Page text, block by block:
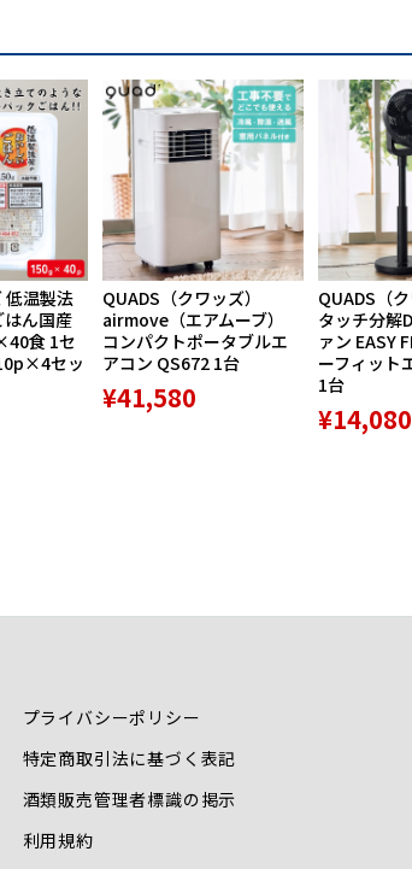
低温製法
ん国産
食 1セ
セッ
QUADS（クワッズ）
airmove（エアムーブ）
コンパクトポータブルエ
アコン QS672 1台
¥41,580
QUADS（
タッチ分解
ァン EASY
ーフィット
1台
¥14,080
プライバシーポリシー
特定商取引法に基づく表記
酒類販売管理者標識の掲示
利用規約